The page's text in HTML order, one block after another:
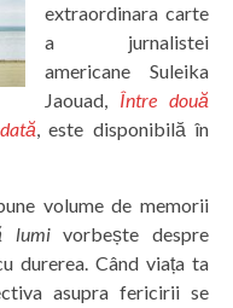
extraordinara carte
a jurnalistei
americane Suleika
Jaouad, Între două
, este disponibilă în
volume de memorii
lumivorbește despre
durerea. Când viața ta
asupra fericirii se